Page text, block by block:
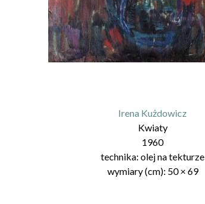
Irena Kużdowicz
Kwiaty
1960
technika: olej na tekturze
wymiary (cm): 50× 69